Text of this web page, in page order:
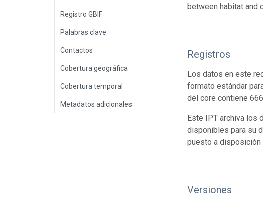
Registro GBIF
Palabras clave
Contactos
Cobertura geográfica
Cobertura temporal
Metadatos adicionales
between habitat and
Registros
Los datos en este
formato estándar
del core contiene
Este IPT archiva los
disponibles para su
puesto a
Versiones